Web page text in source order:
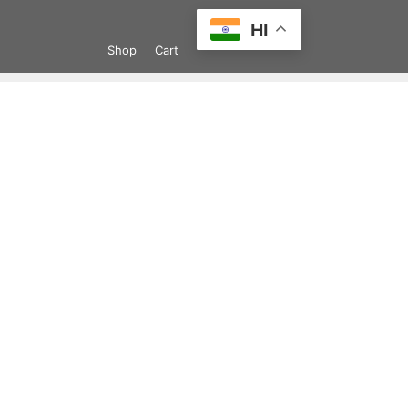
Shop Cart
HI